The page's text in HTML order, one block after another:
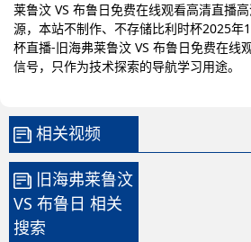
莱鲁汶 VS 布鲁日免费在线观看高清直播
源，本站不制作、不存储比利时杯2025年
杯直播-旧海弗莱鲁汶 VS 布鲁日免费在线
信号，只作为技术探索的导航学习用途。
相关视频
旧海弗莱鲁汶
VS 布鲁日 相关
搜索